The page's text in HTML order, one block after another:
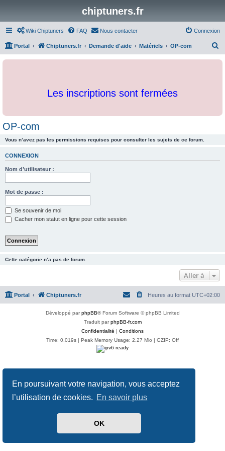
En poursuivant votre navigation, vous acceptez
l’utilisation de cookies. En savoir plus
OK
chiptuners.fr
Wiki Chiptuners FAQ Nous contacter Connexion
Portal Chiptuners.fr Demande d'aide Matériels OP-com
c
Les inscriptions sont fermées
OP-com
Vous n’avez pas les permissions requises pour consulter les sujets de ce forum.
CONNEXION
Nom d’utilisateur :
Mot de passe :
Se souvenir de moi
Cacher mon statut en ligne pour cette session
Cette catégorie n’a pas de forum.
Aller à
Portal Chiptuners.fr Heures au format UTC+02:00
Développé parphpBB® Forum Software © phpBB Limited
Traduit parphpBB-fr.com
Confidentialité | Conditions
Time: 0.019s | Peak Memory Usage: 2.27 Mio | GZIP: Off